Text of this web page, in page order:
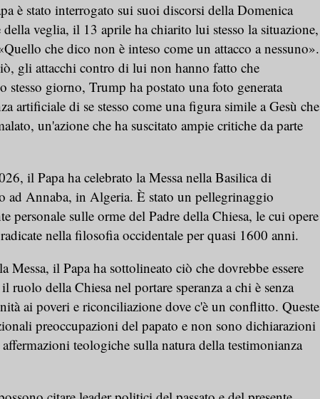
è stato interrogato sui suoi discorsi della Domenica
della veglia, il 13 aprile ha chiarito lui stesso la situazione,
che dico non è inteso come un attacco a nessuno».
gli attacchi contro di lui non hanno fatto che
stesso giorno, Trump ha postato una foto generata
artificiale di se stesso come una figura simile a Gesù che
un'azione che ha suscitato ampie critiche da parte
il Papa ha celebrato la Messa nella Basilica di
ad Annaba, in Algeria. È stato un pellegrinaggio
personale sulle orme del Padre della Chiesa, le cui opere
nella filosofia occidentale per quasi 1600 anni.
Messa, il Papa ha sottolineato ciò che dovrebbe essere
ruolo della Chiesa nel portare speranza a chi è senza
ai poveri e riconciliazione dove c'è un conflitto. Queste
preoccupazioni del papato e non sono dichiarazioni
teologiche sulla natura della testimonianza